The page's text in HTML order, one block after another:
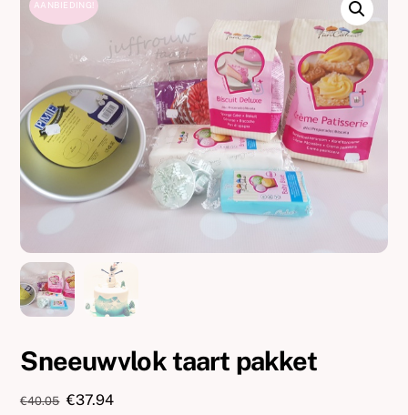
AANBIEDING!
Sneeuwvlok taart pakket
€40.05 Oorspronkelijke
€37.94Huidige